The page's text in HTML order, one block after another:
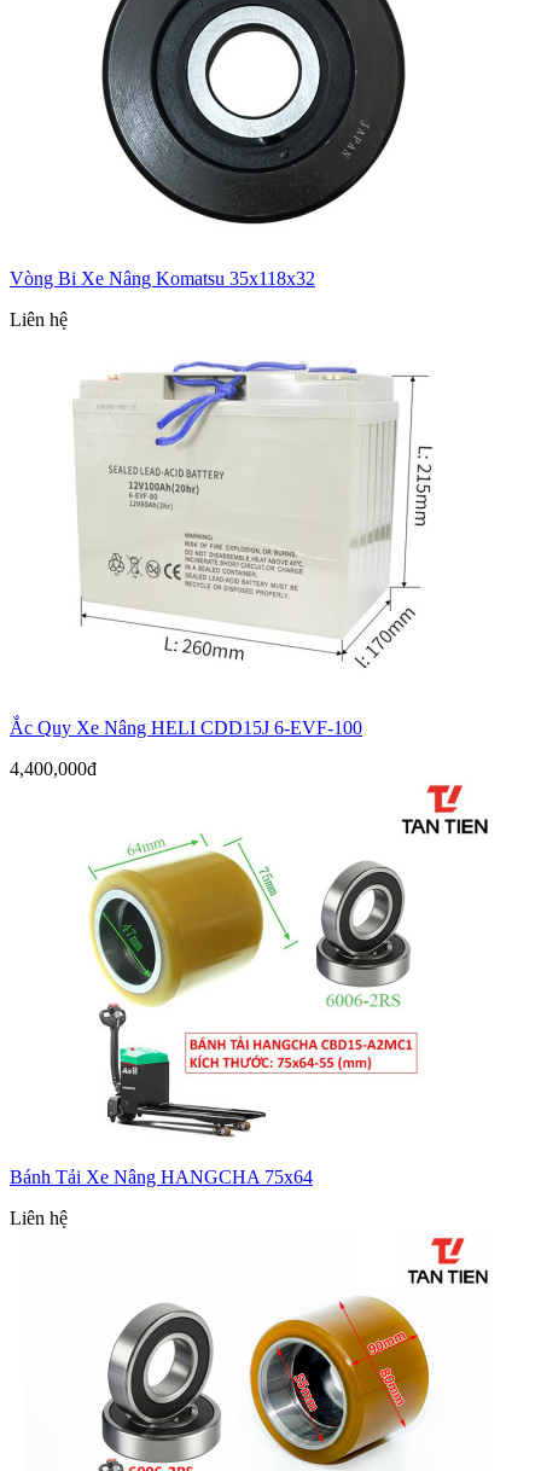
Vòng Bi Xe Nâng Komatsu 35x118x32
Liên hệ
Ắc Quy Xe Nâng HELI CDD15J 6-EVF-100
4,400,000đ
Bánh Tải Xe Nâng HANGCHA 75x64
Liên hệ